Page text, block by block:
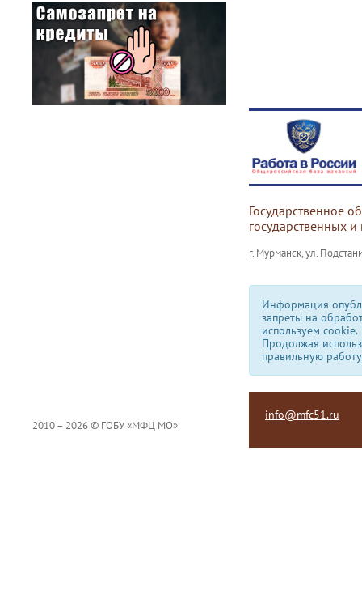
Государственное
государственных
г. Мурманск, ул.
Информация
запреты на
используем сookie.
Продолжая
правильную
2010 – 2026 © ГОБУ «МФЦ МО»
info@mfc51.ru